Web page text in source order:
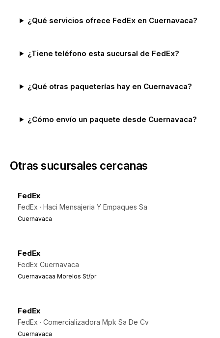
¿Qué servicios ofrece FedEx en Cuernavaca?
¿Tiene teléfono esta sucursal de FedEx?
¿Qué otras paqueterías hay en Cuernavaca?
¿Cómo envío un paquete desde Cuernavaca?
Otras sucursales cercanas
FedEx
FedEx · Haci Mensajeria Y Empaques Sa
Cuernavaca
FedEx
FedEx Cuernavaca
Cuernavacaa Morelos St/pr
FedEx
FedEx · Comercializadora Mpk Sa De Cv
Cuernavaca